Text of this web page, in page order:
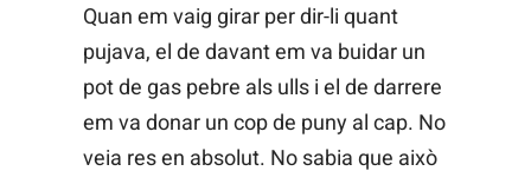
Quan em vaig girar per dir-li quant
pujava, el de davant em va buidar un
pot de gas pebre als ulls i el de darrere
em va donar un cop de puny al cap. No
veia res en absolut. No sabia que això